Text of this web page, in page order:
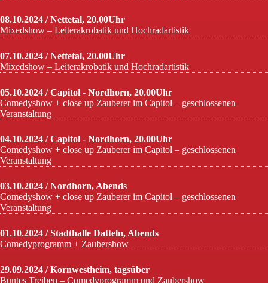
08.10.2024 / Nettetal, 20.00Uhr
Mixedshow – Leiterakrobatik und Hochradartistik
07.10.2024 / Nettetal, 20.00Uhr
Mixedshow – Leiterakrobatik und Hochradartistik
05.10.2024 / Capitol - Nordhorn, 20.00Uhr
Comedyshow + close up Zauberer im Capitol – geschlossenen
Veranstaltung
04.10.2024 / Capitol - Nordhorn, 20.00Uhr
Comedyshow + close up Zauberer im Capitol – geschlossenen
Veranstaltung
03.10.2024 / Nordhorn, Abends
Comedyshow + close up Zauberer im Capitol – geschlossenen
Veranstaltung
01.10.2024 / Stadthalle Datteln, Abends
Comedyprogramm + Zaubershow
29.09.2024 / Kornwestheim, tagsüber
Buntes Treiben – Comedyprogramm und Zaubershow